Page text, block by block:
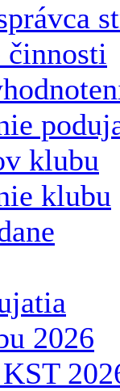
činnosti
klubu
klubu
2026